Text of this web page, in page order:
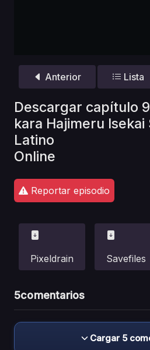
Anterior Lista
Descargar capítulo
kara Hajimeru Isekai
Latino
Online
Reportar episodio
Pixeldrain Savefiles
5comentarios
Cargar 5